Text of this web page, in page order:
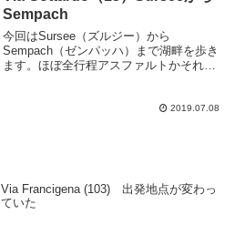
Sempach
今回はSursee（ズルジー）から
Sempach（ゼンパッハ）まで湖畔を歩き
ます。ほぼ全行程アスファルトかそれに
に出ます。スイス文化財保護協会が毎年
2019.07.08
Via Francigena (103) 出発地点が変わっ
ていた